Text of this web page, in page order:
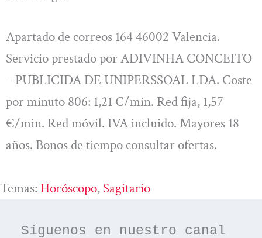
Apartado de correos 164 46002 Valencia.
Servicio prestado por ADIVINHA CONCEITO
– PUBLICIDA DE UNIPERSSOAL LDA. Coste
por minuto 806: 1,21 €/min. Red fija, 1,57
€/min. Red móvil. IVA incluido. Mayores 18
años. Bonos de tiempo consultar ofertas.
Temas: Horóscopo, Sagitario
Síguenos en nuestro canal